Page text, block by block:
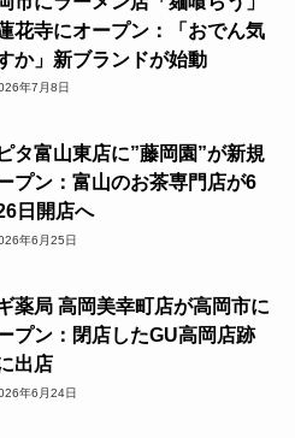
花寺にオープン：「おでん気
か」新ブランドが始動
年7月8日
タ富山東店に”藤岡園”が新規
プン：富山のお茶専門店が6
日開店へ
年6月25日
薬局 高岡美幸町店が高岡市に
プン：閉店したGU高岡店跡
出店
年6月24日